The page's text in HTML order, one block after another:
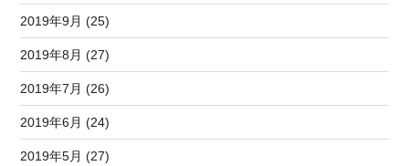
2019年9月 (25)
2019年8月 (27)
2019年7月 (26)
2019年6月 (24)
2019年5月 (27)